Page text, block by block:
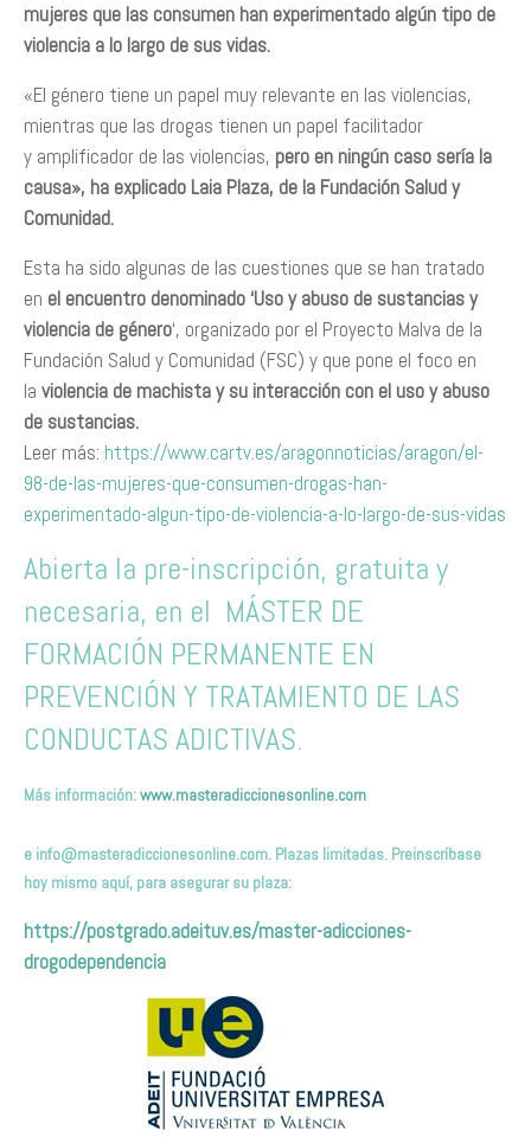
mujeres que las consumen han experimentado algún tipo de
violencia a lo largo de sus vidas.
«El género tiene un papel muy relevante en las violencias,
mientras que las drogas tienen un papel facilitador
y amplificador de las violencias, pero en ningún caso sería la
causa», ha explicado Laia Plaza, de la Fundación Salud y
Comunidad.
Esta ha sido algunas de las cuestiones que se han tratado
en el encuentro denominado ‘Uso y abuso de sustancias y
violencia de género‘, organizado por el Proyecto Malva de la
Fundación Salud y Comunidad (FSC) y que pone el foco en
la violencia de machista y su interacción con el uso y abuso
de sustancias.
Leer más: https://www.cartv.es/aragonnoticias/aragon/el-
98-de-las-mujeres-que-consumen-drogas-han-
experimentado-algun-tipo-de-violencia-a-lo-largo-de-sus-vidas
Abierta la pre-inscripción, gratuita y
necesaria, en el MÁSTER DE
FORMACIÓN PERMANENTE EN
PREVENCIÓN Y TRATAMIENTO DE LAS
CONDUCTAS ADICTIVAS.
Más información:www.masteradiccionesonline.com
e info@masteradiccionesonline.com. Plazas limitadas. Preinscríbase
hoy mismo aquí, para asegurar su plaza:
https://postgrado.adeituv.es/master-adicciones-
drogodependencia